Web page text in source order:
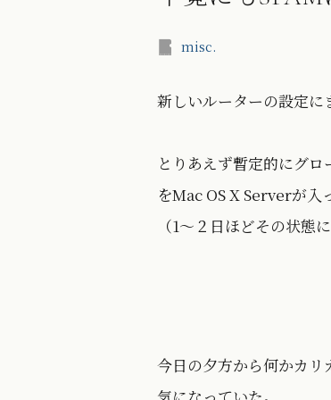
misc.
新しいルーターの設定に
とりあえず暫定的にグ
をMac OS X Serverが
（1〜２日ほどその状態
今日の夕方から何かカ